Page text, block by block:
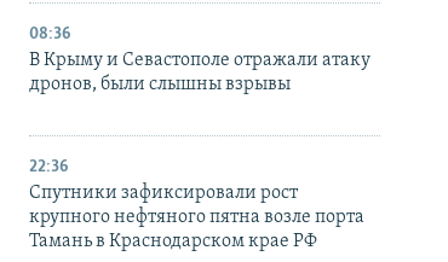
08:36
В Крыму и Севастополе отражали атаку
дронов, были слышны взрывы
22:36
Спутники зафиксировали рост
крупного нефтяного пятна возле порта
Тамань в Краснодарском крае РФ